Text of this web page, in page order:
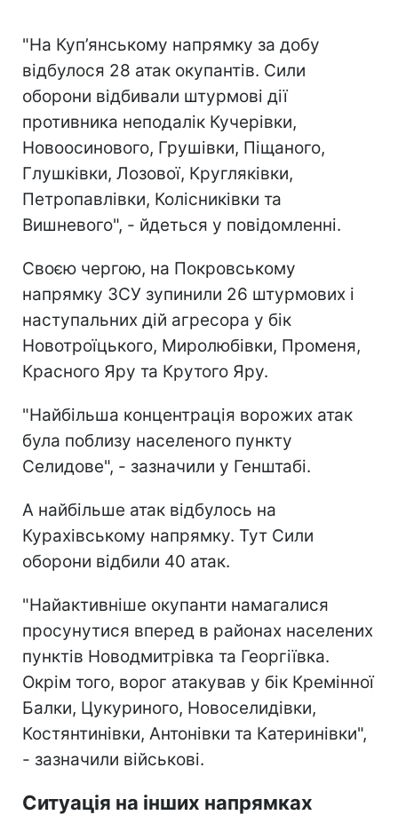
"На Куп’янському напрямку за добу
відбулося 28 атак окупантів. Сили
оборони відбивали штурмові дії
противника неподалік Кучерівки,
Новоосинового, Грушівки, Піщаного,
Глушківки, Лозової, Кругляківки,
Петропавлівки, Колісниківки та
Вишневого", - йдеться у повідомленні.
Своєю чергою, на Покровському
напрямку ЗСУ зупинили 26 штурмових і
наступальних дій агресора у бік
Новотроїцького, Миролюбівки, Променя,
Красного Яру та Крутого Яру.
"Найбільша концентрація ворожих атак
була поблизу населеного пункту
Селидове", - зазначили у Генштабі.
А найбільше атак відбулось на
Курахівському напрямку. Тут Сили
оборони відбили 40 атак.
"Найактивніше окупанти намагалися
просунутися вперед в районах населених
пунктів Новодмитрівка та Георгіївка.
Окрім того, ворог атакував у бік Кремінної
Балки, Цукуриного, Новоселидівки,
Костянтинівки, Антонівки та Катеринівки",
- зазначили військові.
Ситуація на інших напрямках